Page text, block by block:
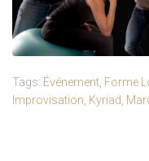
Tags: Événement Forme
Improvisation Kyriad